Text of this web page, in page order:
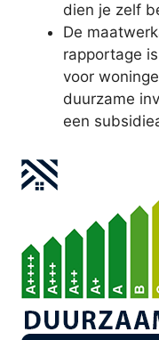
dien je zelf
De
rapportage
voor
duurzame
een